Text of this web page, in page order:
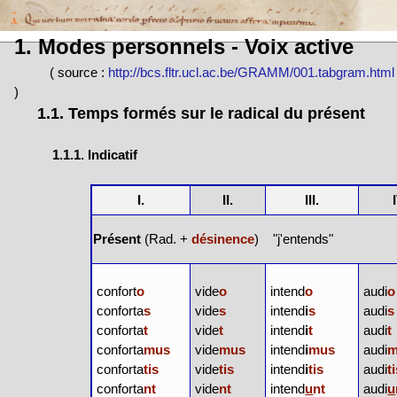
1. Modes personnels - Voix active
( source : http://bcs.fltr.ucl.ac.be/GRAMM/001.tabgram.html
)
1.1. Temps formés sur le radical du présent
1.1.1. Indicatif
I. II. III.
Présent (Rad. +désinence) "j'entends"
conforto
confortas
confortat
confortamus
confortatis
confortant
video
vides
videt
videmus
videtis
vident
intendo
intendis
intendit
intendimus
intenditis
intendunt
audio
audis
audit
audi
audi
audiu